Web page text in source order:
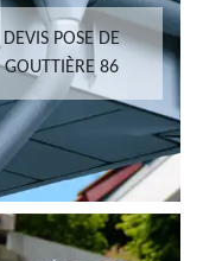
DEVIS POSE DE
GOUTTIÈRE 86